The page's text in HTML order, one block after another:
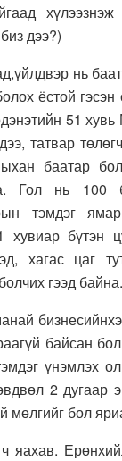
дээ?)
нь баатар
ёстой гэсэн
51
татвар
баатар
Гол нь 100
тэмдэг
бүтэн
хагас цаг
гээд байна.
байсан
үнэмлэх
2 дугаар
мөлгийг бол